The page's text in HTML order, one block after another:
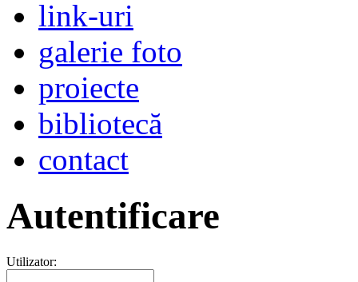
link-uri
galerie foto
proiecte
bibliotecă
contact
Autentificare
Utilizator: